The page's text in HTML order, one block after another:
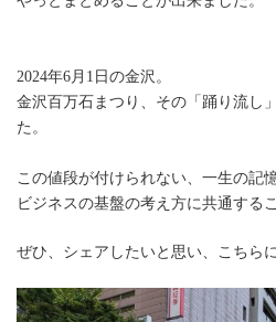
2024年6月1日の金沢。
金沢百万石まつり、その「踊り流し
た。
この値段が付けられない、一生の記
ビジネスの基盤の考え方に共通する
ぜひ、シェアしたいと思い、こちら